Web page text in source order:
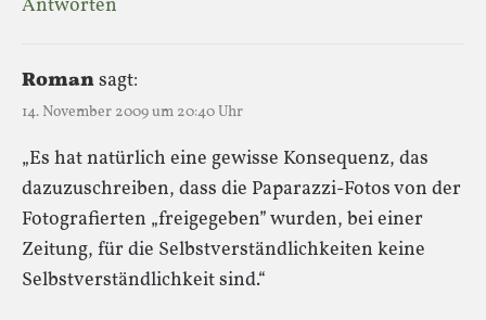
Antworten
Romansagt:
14. November 2009 um 20:40 Uhr
„Es hat natürlich eine gewisse Konsequenz, das
dazuzuschreiben, dass die Paparazzi-Fotos von der
Fotografierten „freigegeben” wurden, bei einer
Zeitung, für die Selbstverständlichkeiten keine
Selbstverständlichkeit sind.“